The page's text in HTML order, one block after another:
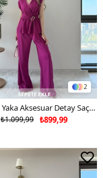
2
SEPETE EKLE
Kruvaze Yaka Aksesuar Detay Saçaklı Bluz ve Pantolonlu Gofre İkili Takım Fuşya 2276
₺899,99
₺1.099,99